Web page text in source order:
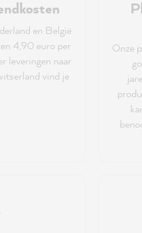
en België
4,90 euro per
leveringen naar
vind je
Onze